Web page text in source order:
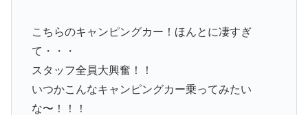
こちらのキャンピングカー！ほんとに凄すぎ
て・・・
スタッフ全員大興奮！！
いつかこんなキャンピングカー乗ってみたい
な〜！！！